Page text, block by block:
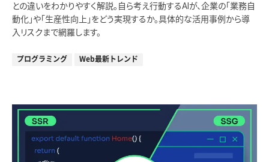
との違いをわかりやすく解説。自ら考え行動するAIが、企業の「業務自
動化」や「生産性向上」をどう実現するか。具体的な活用事例から導
入リスクまで網羅します。
プログラミング Web最新トレンド